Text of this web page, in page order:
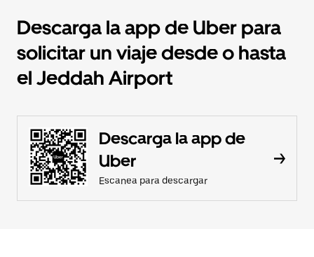
Descarga la app de Uber para
solicitar un viaje desde o hasta
el Jeddah Airport
Descarga la app de
Uber
Escanea para descargar